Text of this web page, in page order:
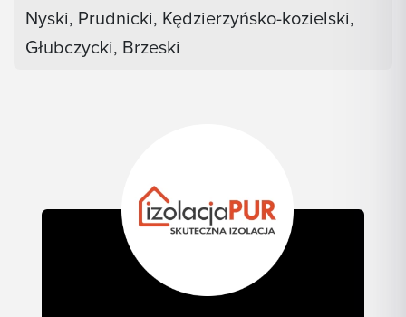
Nyski, Prudnicki, Kędzierzyńsko-kozielski,
Głubczycki, Brzeski